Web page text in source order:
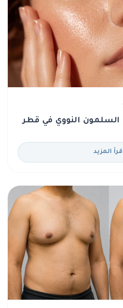
النووي في قطر
المزيد